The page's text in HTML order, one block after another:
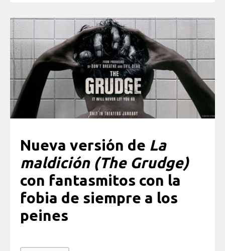
Nueva versión de La
maldición (The Grudge)
con fantasmitos con la
fobia de siempre a los
peines